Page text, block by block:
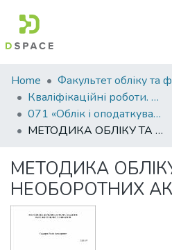
Communities
&
Collections
All of DSpace
Statistics
Home
Кваліфікаційні роботи. Факультет обліку та фінансів
071 «Облік і оподаткування»
МЕТОДИКА ОБЛІКУ ТА АНАЛІЗ НЕОБОРОТНИХ АКТИВІВ
МЕТОДИКА
НЕОБОРОТНИХ